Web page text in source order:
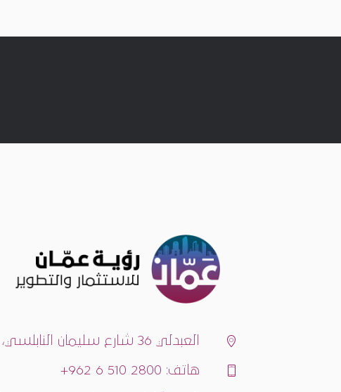
العبدلي 36 شارع سليمان النابلسي، عمان.
هاتف: 962 6 510 2800+